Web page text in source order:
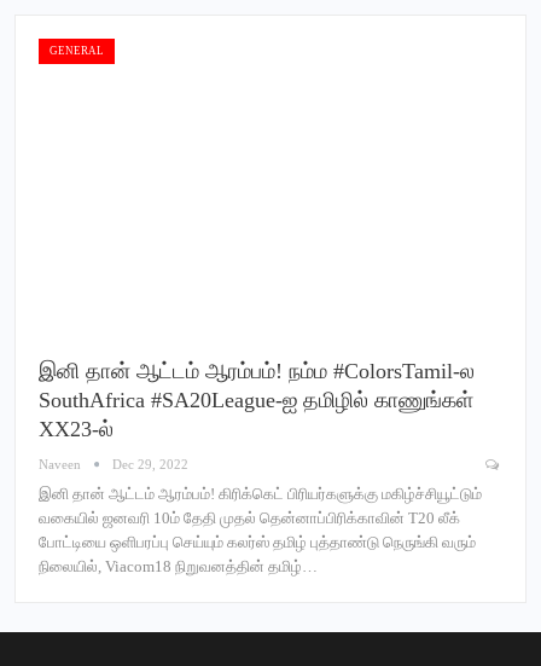
GENERAL
இனி தான் ஆட்டம் ஆரம்பம்! நம்ம #ColorsTamil-ல
SouthAfrica #SA20League-ஐ தமிழில் காணுங்கள்
XX23-ல்
Naveen Dec 29, 2022
இனி தான் ஆட்டம் ஆரம்பம்! கிரிக்கெட் பிரியர்களுக்கு மகிழ்ச்சியூட்டும்
வகையில் ஜனவரி 10ம் தேதி முதல் தென்னாப்பிரிக்காவின் T20 லீக்
போட்டியை ஒளிபரப்பு செய்யும் கலர்ஸ் தமிழ் புத்தாண்டு நெருங்கி வரும்
நிலையில், Viacom18 நிறுவனத்தின் தமிழ்…